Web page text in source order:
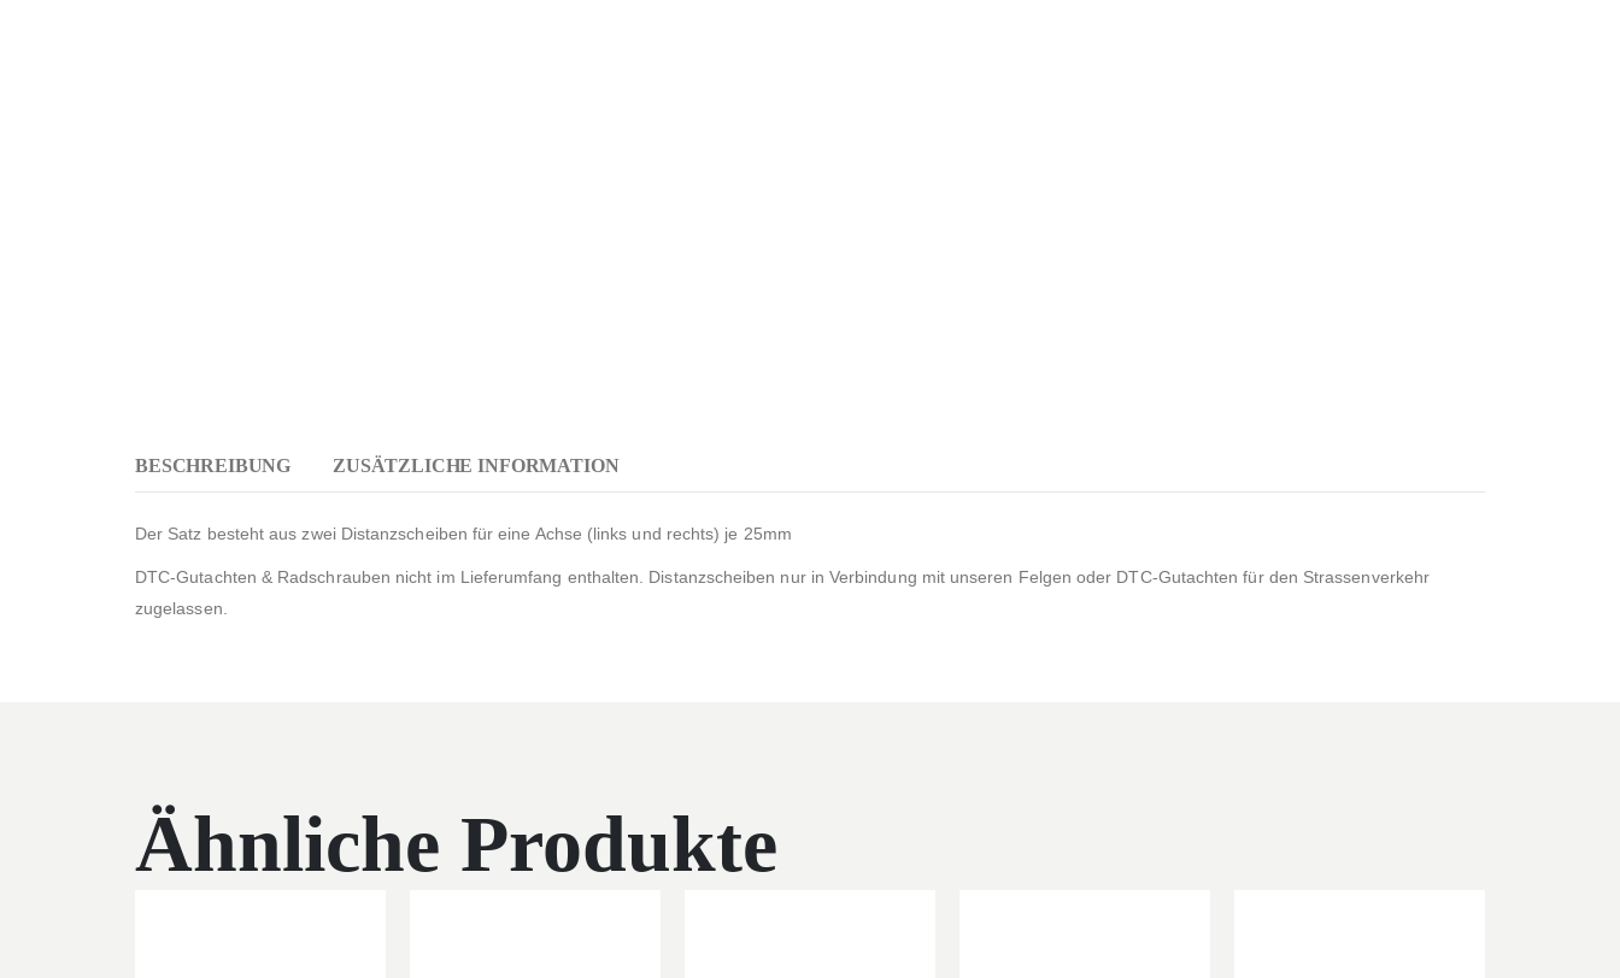
BESCHREIBUNG ZUSÄTZLICHE INFORMATION
Der Satz besteht aus zwei Distanzscheiben für eine Achse (links und rechts) je 25mm
DTC-Gutachten & Radschrauben nicht im Lieferumfang enthalten. Distanzscheiben nur in Verbindung mit unseren Felgen oder DTC-Gutachten für den Strassenverkehr
zugelassen.
Ähnliche Produkte